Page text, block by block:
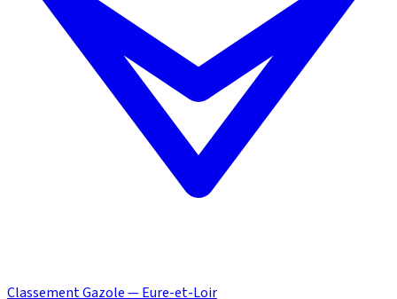
Classement Gazole — Eure-et-Loir